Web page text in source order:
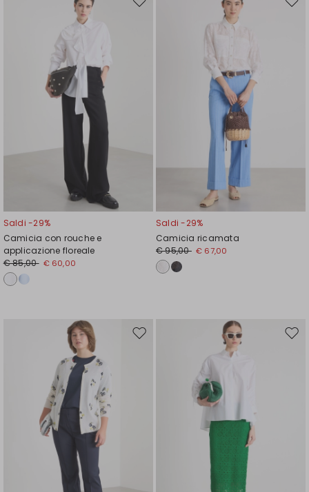
Sposta
Saldi -29%
Camicia con rouche e
applicazione floreale
€ 85,00 € 60,00
Saldi -29%
Camicia ricamata
€ 95,00 € 67,00
Sposta